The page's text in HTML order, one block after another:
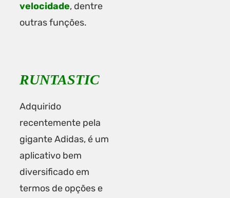
velocidade, dentre
outras funções.
RUNTASTIC
Adquirido
recentemente pela
gigante Adidas, é um
aplicativo bem
diversificado em
termos de opções e